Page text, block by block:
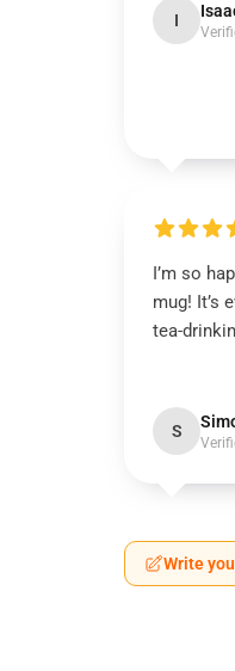
I
I’m so
mug! It’s
tea-
S
Write